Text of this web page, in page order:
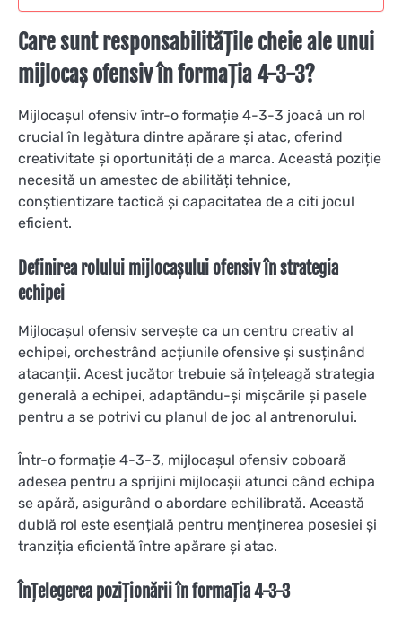
Care sunt responsabilitățile cheie ale unui
mijlocaș ofensiv în formația 4-3-3?
Mijlocașul ofensiv într-o formație 4-3-3 joacă un rol
crucial în legătura dintre apărare și atac, oferind
creativitate și oportunități de a marca. Această poziție
necesită un amestec de abilități tehnice,
conștientizare tactică și capacitatea de a citi jocul
eficient.
Definirea rolului mijlocașului ofensiv în strategia
echipei
Mijlocașul ofensiv servește ca un centru creativ al
echipei, orchestrând acțiunile ofensive și susținând
atacanții. Acest jucător trebuie să înțeleagă strategia
generală a echipei, adaptându-și mișcările și pasele
pentru a se potrivi cu planul de joc al antrenorului.
Într-o formație 4-3-3, mijlocașul ofensiv coboară
adesea pentru a sprijini mijlocașii atunci când echipa
se apără, asigurând o abordare echilibrată. Această
dublă rol este esențială pentru menținerea posesiei și
tranziția eficientă între apărare și atac.
Înțelegerea poziționării în formația 4-3-3